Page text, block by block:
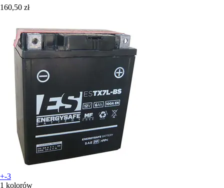
160,50 zł
+-3
1 kolorów